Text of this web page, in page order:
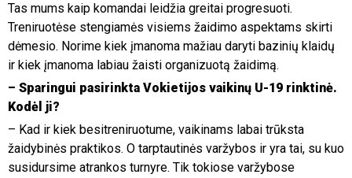
Tas mums kaip komandai leidžia greitai progresuoti.
Treniruotėse stengiamės visiems žaidimo aspektams skirti
dėmesio. Norime kiek įmanoma mažiau daryti bazinių klaidų
ir kiek įmanoma labiau žaisti organizuotą žaidimą.
– Sparingui pasirinkta Vokietijos vaikinų U-19 rinktinė.
Kodėl ji?
– Kad ir kiek besitreniruotume, vaikinams labai trūksta
žaidybinės praktikos. O tarptautinės varžybos ir yra tai, su kuo
susidursime atrankos turnyre. Tik tokiose varžybose